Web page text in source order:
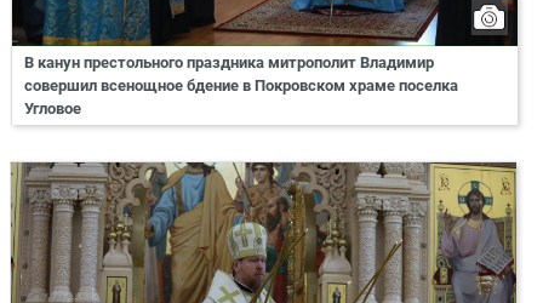
В канун престольного праздника митрополит Владимир
совершил всенощное бдение в Покровском храме поселка
Угловое